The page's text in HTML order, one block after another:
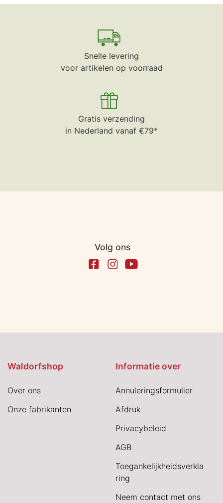
Snelle levering
voor artikelen op voorraad
Gratis verzending
in Nederland vanaf €79*
Volg ons
Waldorfshop
Over ons
Onze fabrikanten
Informatie over
Annuleringsformulier
Afdruk
Privacybeleid
AGB
Toegankelijkheidsverkla
ring
Neem contact met ons